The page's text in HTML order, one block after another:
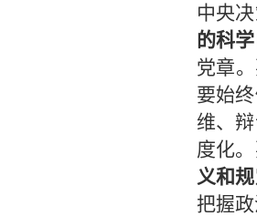
中央
的科
党章
要始
维、
度化
义和规
把握